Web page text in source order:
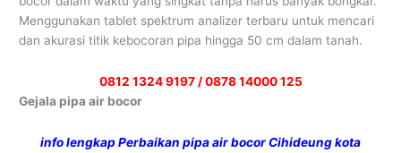
Menggunakan tablet spektrum analizer terbaru untuk mencari
dan akurasi titik kebocoran pipa hingga 50 cm dalam tanah.
0812 1324 9197 / 0878 14000 125
Gejala pipa air bocor
info lengkap Perbaikan pipa air bocor Cihideung kota